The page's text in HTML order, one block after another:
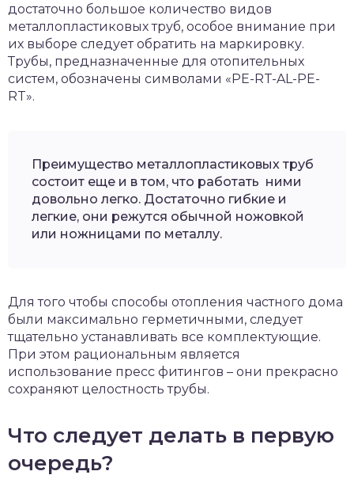
достаточно большое количество видов
металлопластиковых труб, особое внимание при
их выборе следует обратить на маркировку.
Трубы, предназначенные для отопительных
систем, обозначены символами «PE-RT-AL-PE-
RT».
Преимущество металлопластиковых труб
состоит еще и в том, что работать ними
довольно легко. Достаточно гибкие и
легкие, они режутся обычной ножовкой
или ножницами по металлу.
Для того чтобы способы отопления частного дома
были максимально герметичными, следует
тщательно устанавливать все комплектующие.
При этом рациональным является
использование пресс фитингов – они прекрасно
сохраняют целостность трубы.
Что следует делать в первую
очередь?